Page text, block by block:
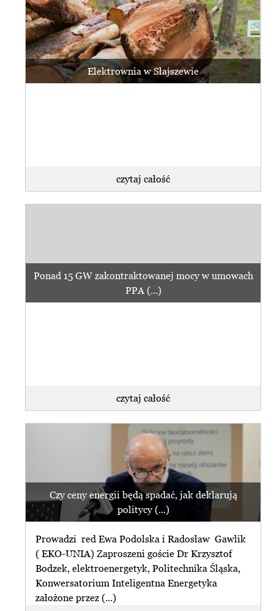
Elektrownia w Słajszewie
czytaj całość
Ponad 15 GW zakontraktowanej mocy w umowach
PPA (...)
czytaj całość
Czy ceny energii będą spadać, jak deklarują
politycy (...)
Prowadzi red Ewa Podolska i Radosław Gawlik
( EKO-UNIA) Zaproszeni goście Dr Krzysztof
Bodzek, elektroenergetyk, Politechnika Śląska,
Konwersatorium Inteligentna Energetyka
założone przez (...)